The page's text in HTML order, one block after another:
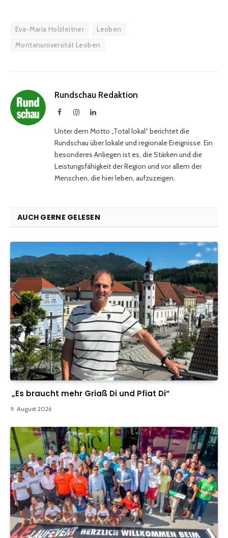
Eva-Maria Holzleitner
Leoben
Montanuniversität Leoben
Rundschau Redaktion
FacebookInstagramLinkedIn
Unter dem Motto „Total lokal“ berichtet die
Rundschau über lokale und regionale Ereignisse. Ein
besonderes Anliegen ist es, die Stärken und die
Leistungsfähigkeit der Region und vor allem der
Menschen, die hier leben, aufzuzeigen.
AUCH GERNE GELESEN
„Es braucht mehr Griaß Di und Pfiat Di“
9. August 2026